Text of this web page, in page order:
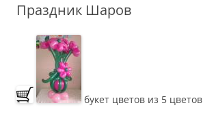
Праздник Шаров
букет цветов из 5 цветов